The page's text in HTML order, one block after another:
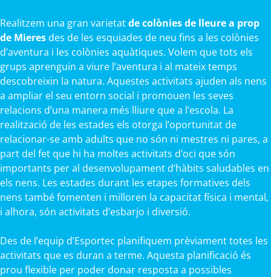
Realitzem una gran varietatde colònies de lleure a prop
de Mieresdes de les esquiades de neu fins a les colònies
d’aventura i les colònies aquàtiques. Volem que tots els
grups aprenguin a viure l’aventura i al mateix temps
descobreixin la natura. Aquestes activitats ajuden als nens
a ampliar el seu entorn social i promouen les seves
relacions d’una manera més lliure que a l’escola. La
realització de les estades els otorga l’oportunitat de
relacionar-se amb adults que no són ni mestres ni pares, a
part del fet que hi ha moltes activitats d’oci que són
importants per al desenvolupament d’hàbits saludables en
els nens. Les estades durant les etapes formatives dels
nens també fomenten i milloren la capacitat física i mental,
i alhora, són activitats d’esbarjo i diversió.
Des de l’equip d’Esportec planifiquem prèviament totes les
activitats que es duran a terme. Aquesta planificació és
prou flexible per poder donar resposta a possibles